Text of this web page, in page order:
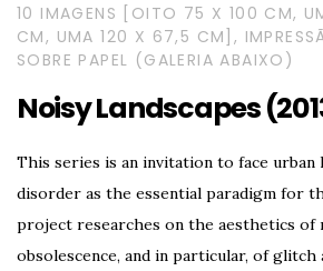
10 IMAGENS [OITO 75 X 100 CM,
CM, UMA 120 X 67,5 CM],
SOBRE PAPEL (GALERIA ABAIXO)
Noisy Landscapes
This series is an invitation to face urban
disorder as the essential paradigm for
project researches on the aesthetics of
obsolescence, and in particular, of glitch